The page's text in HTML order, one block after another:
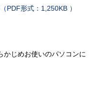
PDF形式：1,250KB ）
かじめお使いのパソコンに